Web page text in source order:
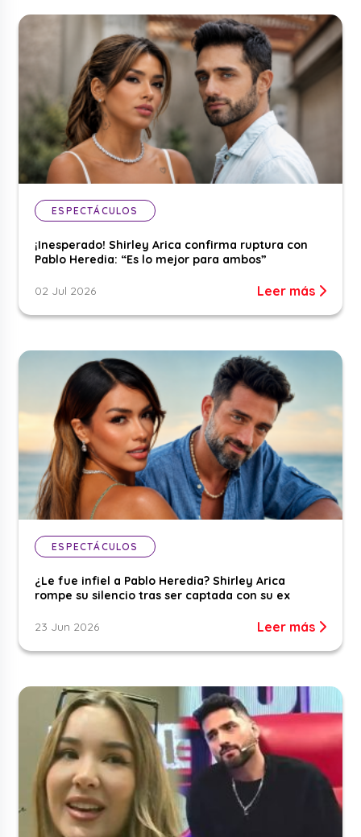
ESPECTÁCULOS
¡Inesperado! Shirley Arica confirma ruptura con
Pablo Heredia: “Es lo mejor para ambos”
02 Jul 2026 Leer más
ESPECTÁCULOS
¿Le fue infiel a Pablo Heredia? Shirley Arica
rompe su silencio tras ser captada con su ex
23 Jun 2026 Leer más